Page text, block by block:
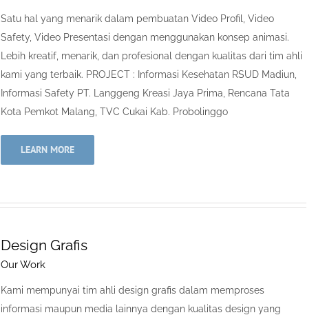
Satu hal yang menarik dalam pembuatan Video Profil, Video
Safety, Video Presentasi dengan menggunakan konsep animasi.
Lebih kreatif, menarik, dan profesional dengan kualitas dari tim ahli
kami yang terbaik. PROJECT : Informasi Kesehatan RSUD Madiun,
Informasi Safety PT. Langgeng Kreasi Jaya Prima, Rencana Tata
Kota Pemkot Malang, TVC Cukai Kab. Probolinggo
LEARN MORE
Design Grafis
Our Work
Kami mempunyai tim ahli design grafis dalam memproses
informasi maupun media lainnya dengan kualitas design yang